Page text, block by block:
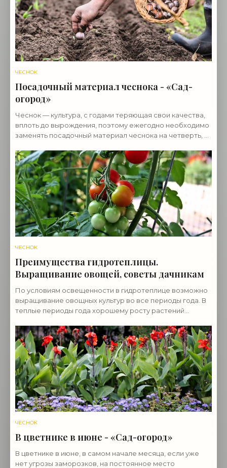
ЧЕСНОК
Посадочный материал чеснока - «Сад-
огород»
Чеснок — культура, с годами теряющая свои качества,
вплоть до вырождения, поэтому ежегодно необходимо
заменять посадочный материал чеснока на четверть, а
ЧЕСНОК
Преимущества гидротеплицы.
Выращивание овощей, советы дачникам
По условиям освещенности в гидротеплице возможно
выращивание овощных культур во все периоды года. В
теплые периоды года хорошему росту растений
ЧЕСНОК
В цветнике в июне - «Сад-огород»
В цветнике в июне, в самом начале месяца, если уже
нет угрозы заморозков, на постоянное место